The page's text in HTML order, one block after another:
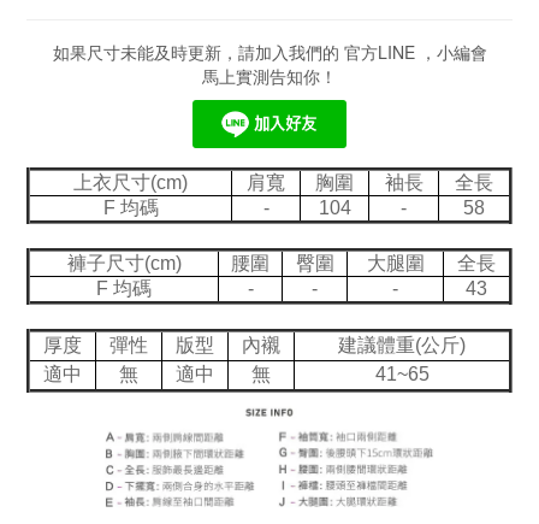
如果尺寸未能及時更新，請加入我們的 官方LINE ，小編會
馬上實測告知你！
上衣尺寸(cm) 肩寬 胸圍 袖長
全長
F 均碼
- 104 - 58
褲子尺寸(cm) 腰圍 臀圍 大腿圍
全長
F 均碼
- - - 43
厚度 彈性 版型 內襯
建議體重(公斤)
適中
無 適中 無 41~65